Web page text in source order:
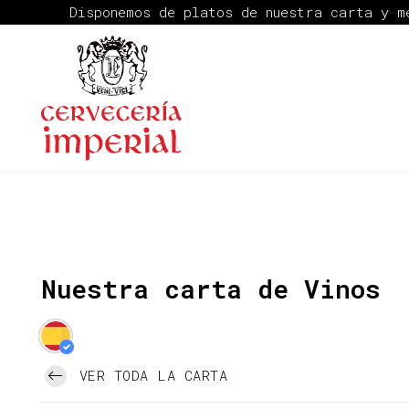
Disponemos de platos de nuestra carta y
Nuestra carta de Vinos
VER TODA LA CARTA